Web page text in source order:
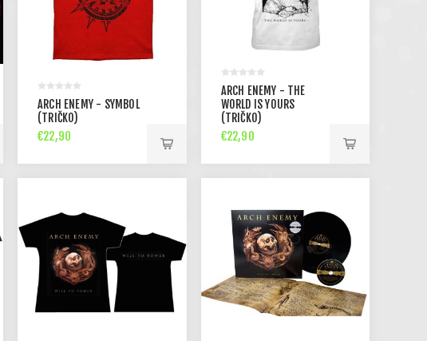
ARCH ENEMY - SYMBOL
(TRIČKO)
€22,90
ARCH ENEMY - THE
WORLD IS YOURS
(TRIČKO)
€22,90